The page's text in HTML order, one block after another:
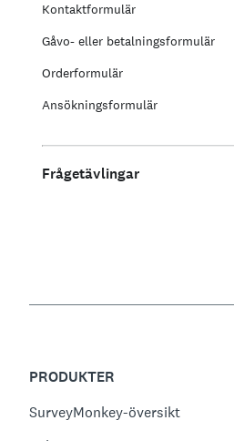
Kontaktformulär
Gåvo- eller betalningsformulär
Orderformulär
Ansökningsformulär
Frågetävlingar
PRODUKTER
SurveyMonkey-översikt